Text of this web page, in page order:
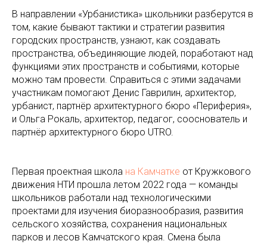
В направлении «Урбанистика» школьники разберутся в
том, какие бывают тактики и стратегии развития
городских пространств, узнают, как создавать
пространства, объединяющие людей, поработают над
функциями этих пространств и событиями, которые
можно там провести. Справиться с этими задачами
участникам помогают Денис Гаврилин, архитектор,
урбанист, партнёр архитектурного бюро «Периферия»,
и Ольга Рокаль, архитектор, педагог, сооснователь и
партнёр архитектурного бюро UTRO.
Первая проектная школа на Камчатке от Кружкового
движения НТИ прошла летом 2022 года — команды
школьников работали над технологическими
проектами для изучения биоразнообразия, развития
сельского хозяйства, сохранения национальных
парков и лесов Камчатского края. Смена была